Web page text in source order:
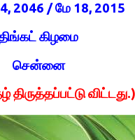
2046 / மே 18, 2015
கிழமை
சென்னை
திருத்தப்பட்டு விட்டது.)